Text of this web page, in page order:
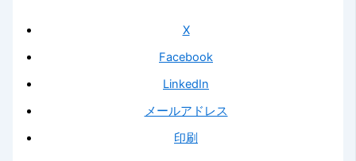
X
Facebook
LinkedIn
メールアドレス
印刷